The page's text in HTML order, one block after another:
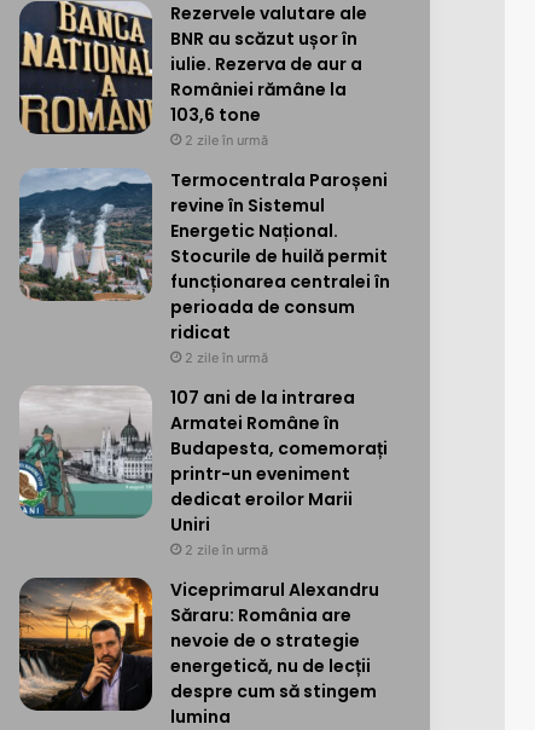
Rezervele valutare ale
BNR au scăzut ușor în
iulie. Rezerva de aur a
României rămâne la
103,6 tone
2 zile în urmă
Termocentrala Paroșeni
revine în Sistemul
Energetic Național.
Stocurile de huilă permit
funcționarea centralei în
perioada de consum
ridicat
2 zile în urmă
107 ani de la intrarea
Armatei Române în
Budapesta, comemorați
printr-un eveniment
dedicat eroilor Marii
Uniri
2 zile în urmă
Viceprimarul Alexandru
Săraru: România are
nevoie de o strategie
energetică, nu de lecții
despre cum să stingem
lumina